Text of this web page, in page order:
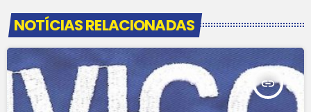
NOTÍCIAS RELACIONADAS
insert_link